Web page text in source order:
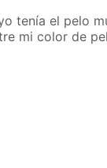
tenía el pelo
mi color de